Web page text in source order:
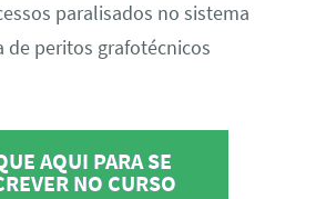
paralisados no sistema
de peritos grafotécnicos
AQUI PARA SE
NO CURSO